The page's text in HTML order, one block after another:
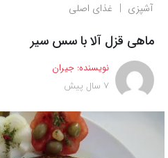
آشپزی غذای اصلی
ماهی قزل آلا با سس سیر
نویسنده: جیران
7 سال پیش